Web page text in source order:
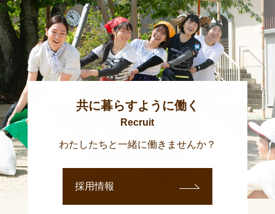
共に暮らすように働く
Recruit
わたしたちと一緒に働きませんか？
採用情報